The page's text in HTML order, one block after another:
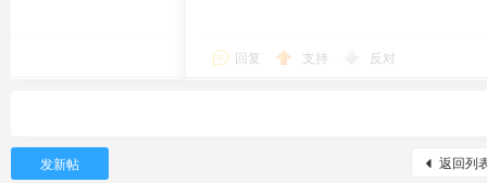
回复 支持 反对
返回列
发新帖